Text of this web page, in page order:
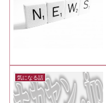
気になる話